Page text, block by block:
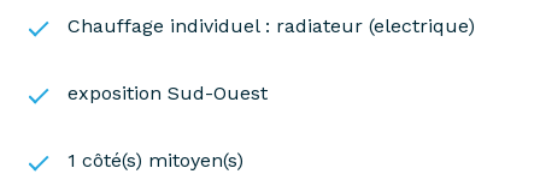
Chauffage individuel : radiateur (electrique)
exposition Sud-Ouest
1 côté(s) mitoyen(s)